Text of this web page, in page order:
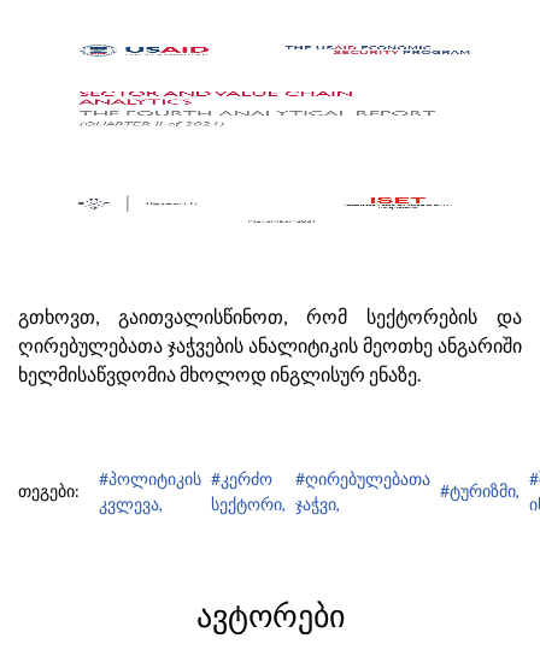
გთხოვთ, გაითვალისწინოთ, რომ სექტორების და
ღირებულებათა ჯაჭვების ანალიტიკის მეოთხე ანგარიში
ხელმისაწვდომია მხოლოდ ინგლისურ ენაზე.
თეგები:
#პოლიტიკის
კვლევა,
#კერძო
სექტორი,
#ღირებულებათა
ჯაჭვი,
#ტურიზმი,
ᲐᲕᲢᲝᲠᲔᲑᲘ